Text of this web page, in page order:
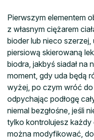
Pierwszym elementem
z własnym ciężarem
bioder lub nieco
piersiową skierowaną
biodra, jakbyś siadał na
moment, gdy uda będą
wyżej, po czym wróć
odpychając podłogę
niemal bezgłośne, jeśli
tylko kontrolujesz
można modyfikować,